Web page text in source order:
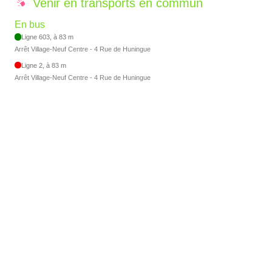
Venir en transports en commun
En bus
Ligne 603, à 83 m
Arrêt Village-Neuf Centre - 4 Rue de Huningue
Ligne 2, à 83 m
Arrêt Village-Neuf Centre - 4 Rue de Huningue